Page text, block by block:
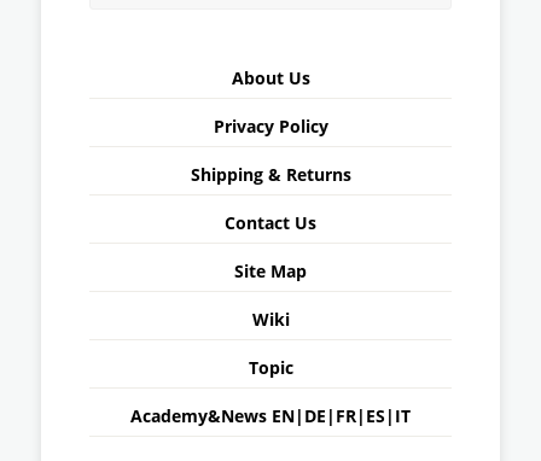
About Us
Privacy Policy
Shipping & Returns
Contact Us
Site Map
Wiki
Topic
Academy&News EN| DE | FR| ES | IT